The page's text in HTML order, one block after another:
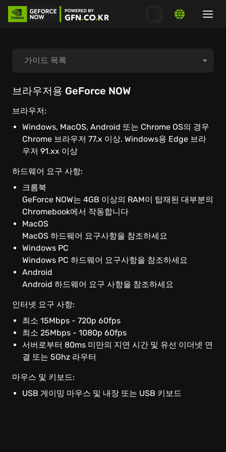
가이드 목록
플레이 시작 방법
스토어 연결 방법
시스템 요구 사항
MacOS
Windows PC
Linux
Chrome OS
SHIELD
Android
Android TV
브라우저용 GeForce NOW
브라우저:
Windows, MacOS, Android 또는 Chrome OS의 경우
Chrome 브라우저 77.x 이상. Windows용 Edge 브라
우저 91.xx 이상
하드웨어 요구 사항:
크롬북
GeForce NOW는 4GB 이상의 RAM이 탑재된 대부분의
Chromebook에서 작동합니다
MacOS
MacOS 하드웨어 요구사항을 참조하세요
Windows PC
Windows PC 하드웨어 요구사항을 참조하세요
Android
Android 하드웨어 요구 사항을 참조하세요
인터넷 요구 사항:
최소 15Mbps - 720p 60fps
최소 25Mbps - 1080p 60fps
서버로부터 80ms 미만의 지연 시간 및 유선 이더넷 연
결 또는 5Ghz 라우터
마우스 및 키보드:
USB 게이밍 마우스 및 내장 또는 USB 키보드